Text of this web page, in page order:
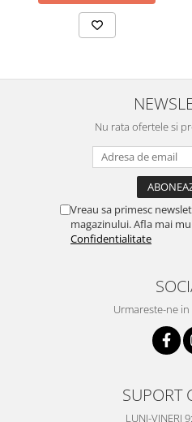
Nu rata ofertele si
Vreau sa primesc
magazinului. Afla mai
Confidentialitate
Urmareste-ne
SUPORT
LUNI-VINERI